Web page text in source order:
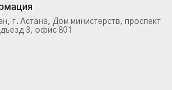
г. Астана, Дом министерств, проспект
3, офис 801